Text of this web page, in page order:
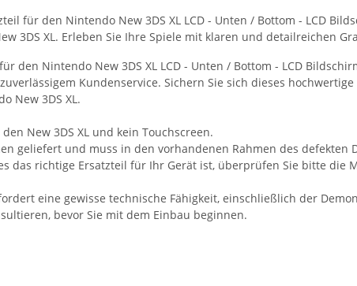
für den Nintendo New 3DS XL LCD - Unten / Bottom - LCD
3DS XL. Erleben Sie Ihre Spiele mit klaren und detailreichen
den Nintendo New 3DS XL LCD - Unten / Bottom - LCD
Kundenservice. Sichern Sie sich dieses
New 3DS XL.
New 3DS XL und kein Touchscreen.
geliefert und muss in den vorhandenen Rahmen des defekten
das richtige Ersatzteil für Ihr Gerät ist, überprüfen Sie bitte die
eine gewisse technische Fähigkeit, einschließlich der
bevor Sie mit dem Einbau beginnen.